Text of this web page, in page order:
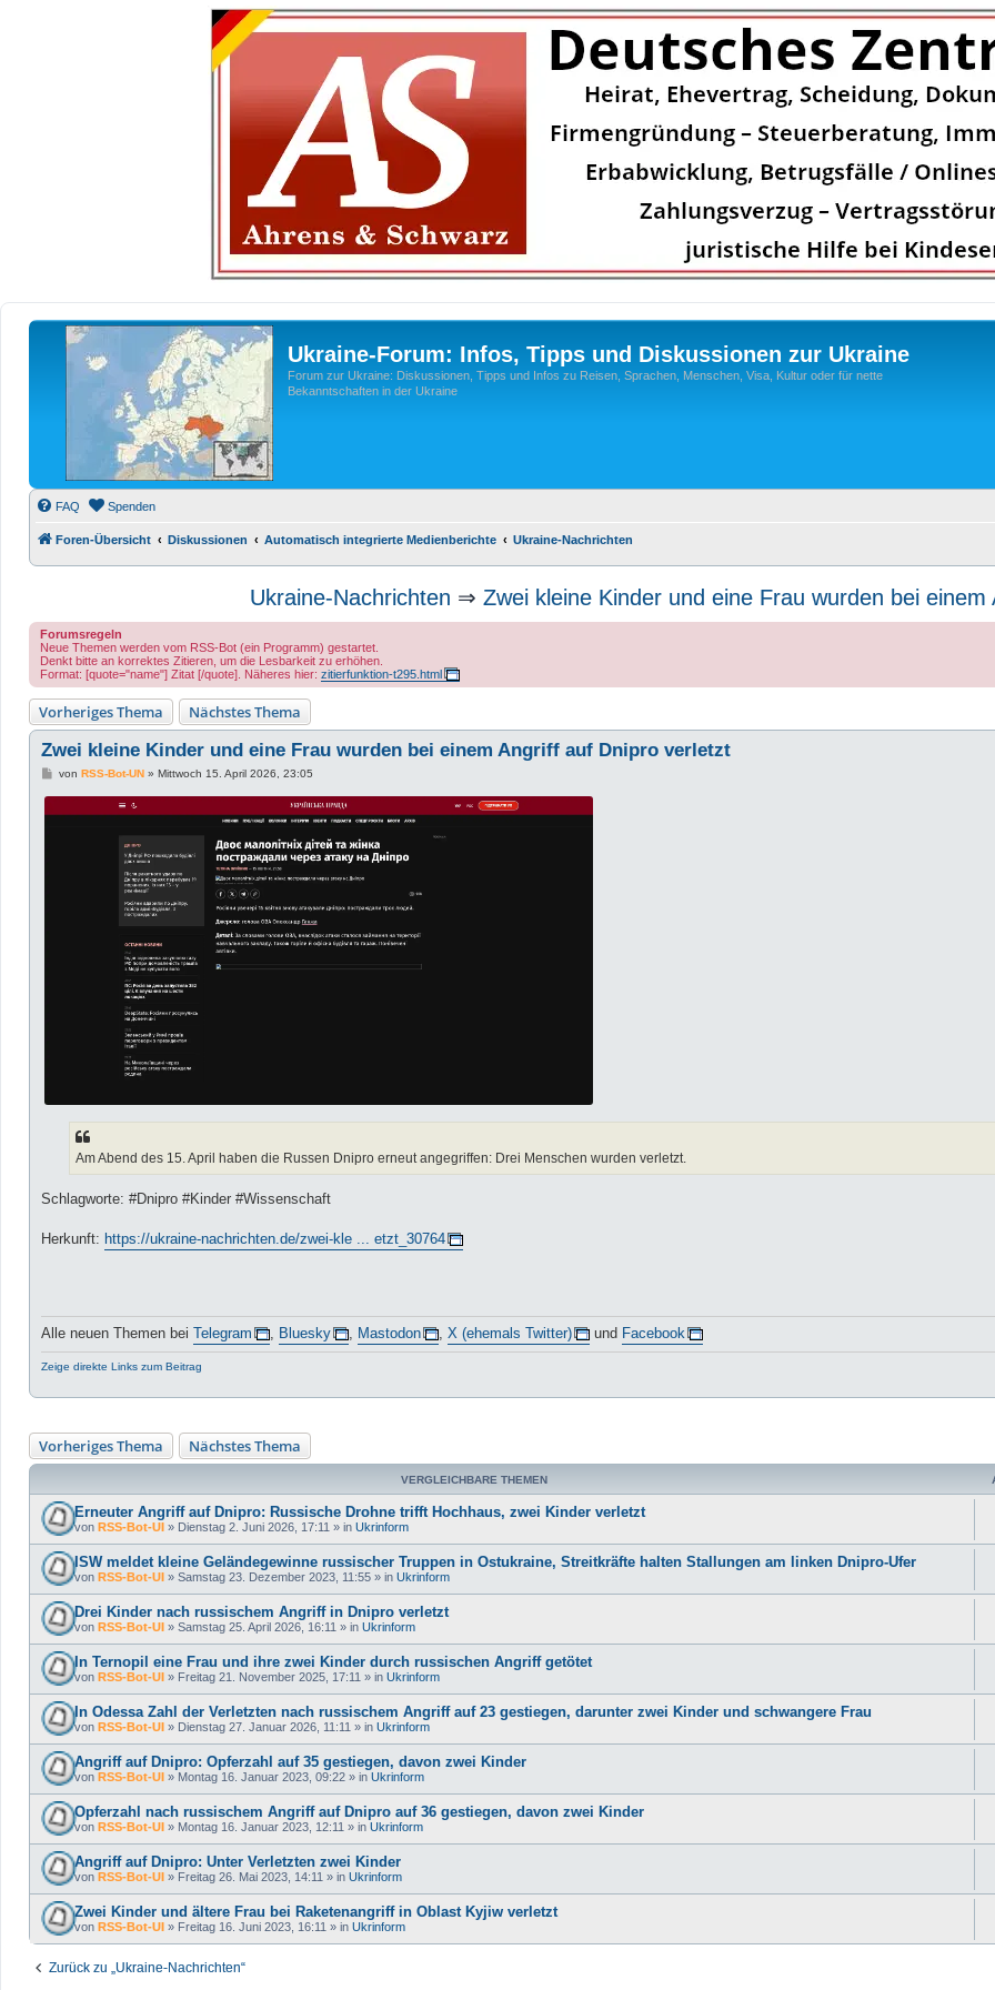
Ukraine-Forum: Infos, Tipps und Diskussionen zur Ukraine
Forum zur Ukraine: Diskussionen, Tipps und Infos zu Reisen, Sprachen, Menschen, Visa, Kultur oder für nette
Bekanntschaften in der Ukraine
FAQ Spenden
Foren-Übersicht Diskussionen Automatisch integrierte Medienberichte Ukraine-Nachrichten
Ukraine-Nachrichten ⇒ Zwei kleine Kinder und eine Frau wurden bei
Forumsregeln
Neue Themen werden vom RSS-Bot (ein Programm) gestartet.
Denkt bitte an korrektes Zitieren, um die Lesbarkeit zu erhöhen.
Format: [quote="name"] Zitat [/quote]. Näheres hier: zitierfunktion-t295.html
Vorheriges Thema Nächstes Thema
Zwei kleine Kinder und eine Frau wurden bei einem Angriff auf Dnipro verletzt
B
i
t
von RSS-Bot-UN» Mittwoch 15. April 2026, 23:05
Am Abend des 15. April haben die Russen Dnipro erneut angegriffen: Drei Menschen wurden verletzt.
Schlagworte: #Dnipro #Kinder #Wissenschaft
Herkunft: https://ukraine-nachrichten.de/zwei-kle ... etzt_30764
Alle neuen Themen bei Telegram Bluesky Mastodon X (ehemals Twitter) und Facebook
Zeige direkte Links zum Beitrag
Vorheriges Thema Nächstes Thema
VERGLEICHBARE THEMEN
Erneuter Angriff auf Dnipro: Russische Drohne trifft Hochhaus, zwei Kinder verletzt
von RSS-Bot-UI » Dienstag 2. Juni 2026, 17:11 » in Ukrinform
ISW meldet kleine Geländegewinne russischer Truppen in Ostukraine, Streitkräfte halten Stallungen am linken Dnipro-Ufer
von RSS-Bot-UI » Samstag 23. Dezember 2023, 11:55 » in Ukrinform
Drei Kinder nach russischem Angriff in Dnipro verletzt
von RSS-Bot-UI » Samstag 25. April 2026, 16:11 » in Ukrinform
In Ternopil eine Frau und ihre zwei Kinder durch russischen Angriff getötet
von RSS-Bot-UI » Freitag 21. November 2025, 17:11 » in Ukrinform
In Odessa Zahl der Verletzten nach russischem Angriff auf 23 gestiegen, darunter zwei Kinder und schwangere Frau
von RSS-Bot-UI » Dienstag 27. Januar 2026, 11:11 » in Ukrinform
Angriff auf Dnipro: Opferzahl auf 35 gestiegen, davon zwei Kinder
von RSS-Bot-UI » Montag 16. Januar 2023, 09:22 » in Ukrinform
Opferzahl nach russischem Angriff auf Dnipro auf 36 gestiegen, davon zwei Kinder
von RSS-Bot-UI » Montag 16. Januar 2023, 12:11 » in Ukrinform
Angriff auf Dnipro: Unter Verletzten zwei Kinder
von RSS-Bot-UI » Freitag 26. Mai 2023, 14:11 » in Ukrinform
Zwei Kinder und ältere Frau bei Raketenangriff in Oblast Kyjiw verletzt
von RSS-Bot-UI » Freitag 16. Juni 2023, 16:11 » in Ukrinform
Zurück zu „Ukraine-Nachrichten“